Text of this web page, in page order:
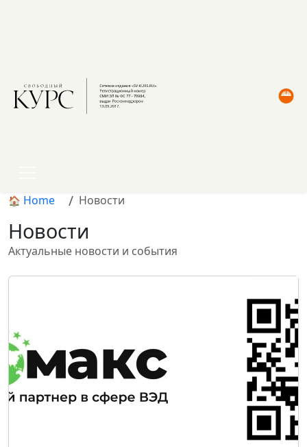
Home Новости
Новости
Актуальные новости и события